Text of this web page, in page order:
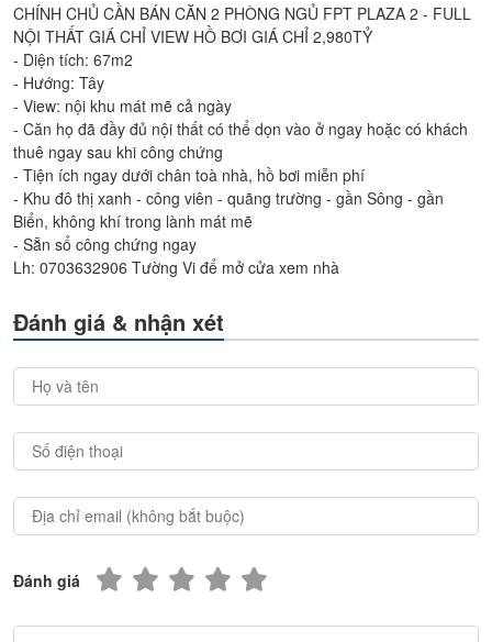
CHÍNH CHỦ CẦN BÁN CĂN 2 PHÒNG NGỦ FPT PLAZA 2 - FULL
NỘI THẤT GIÁ CHỈ VIEW HỒ BƠI GIÁ CHỈ 2,980TỶ
- Diện tích: 67m2
- Hướng: Tây
- View: nội khu mát mẽ cả ngày
- Căn họ đã đầy đủ nội thất có thể dọn vào ở ngay hoặc có khách
thuê ngay sau khi công chứng
- Tiện ích ngay dưới chân toà nhà, hồ bơi miễn phí
- Khu đô thị xanh - công viên - quãng trường - gần Sông - gần
Biển, không khí trong lành mát mẽ
- Sẵn sổ công chứng ngay
Lh: 0703632906 Tường Vi để mở cửa xem nhà
Đánh giá & nhận xét
Đánh giá